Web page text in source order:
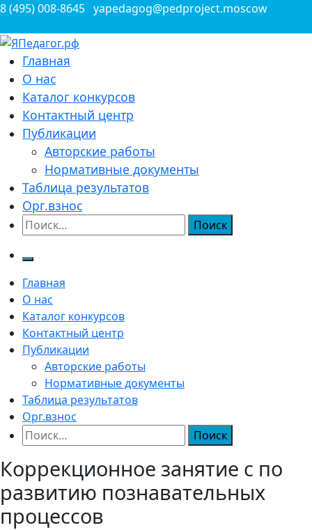
Перейти
содержимому
8 (495) 008-8645 yapedagog@pedproject.moscow
ЯПедагог.рф
Всероссийские конкурсы для педагогов
Главная
О нас
Каталог конкурсов
Контактный центр
Публикации
Авторские работы
Нормативные документы
Таблица результатов
Орг.взнос
Найти:
Главная
О нас
Каталог конкурсов
Контактный центр
Публикации
Авторские работы
Нормативные документы
Таблица результатов
Орг.взнос
Найти:
Коррекционное занятие с по
развитию познавательных
процессов